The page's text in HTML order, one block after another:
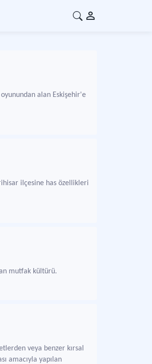
alan Eskişehir'e
ilçesine has özellikleri
mutfak kültürü.
veya benzer kırsal
amacıyla yapılan